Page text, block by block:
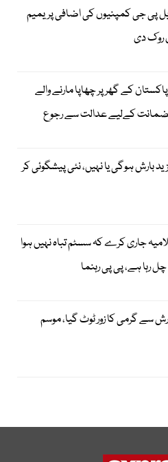
پی جی کمپنیوں کی اضافی پریمیم
روک دی
کے گھر پر چھاپا مارنے والے
ضمانت کےلیے عدالت سے رجوع
بارش ہوگی یا نہیں، نئی پیشگوئی کر
جاری کرے کہ سسٹم تباہ نہیں ہوا
رہا ہے، پی پی رہنما
سے گرمی کا زور ٹوٹ گیا، موسم